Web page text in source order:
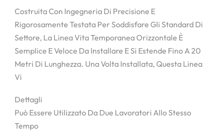
Costruita Con Ingegneria Di Precisione E
Rigorosamente Testata Per Soddisfare Gli Standard Di
Settore, La Linea Vita Temporanea Orizzontale È
Semplice E Veloce Da Installare E Si Estende Fino A 20
Metri Di Lunghezza. Una Volta Installata, Questa Linea
Vi
Dettagli
Può Essere Utilizzato Da Due Lavoratori Allo Stesso
Tempo